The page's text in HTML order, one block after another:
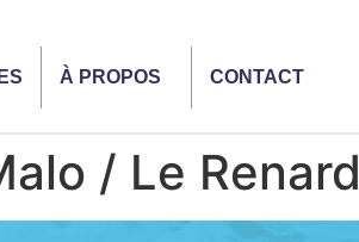
À PROPOS CONTACT
/ Le Renard